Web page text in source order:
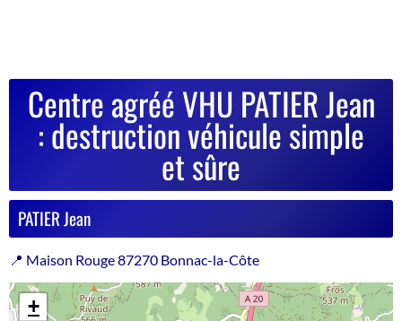
Centre agréé VHU PATIER Jean
: destruction véhicule simple
et sûre
PATIER Jean
📍 Maison Rouge 87270 Bonnac-la-Côte
+